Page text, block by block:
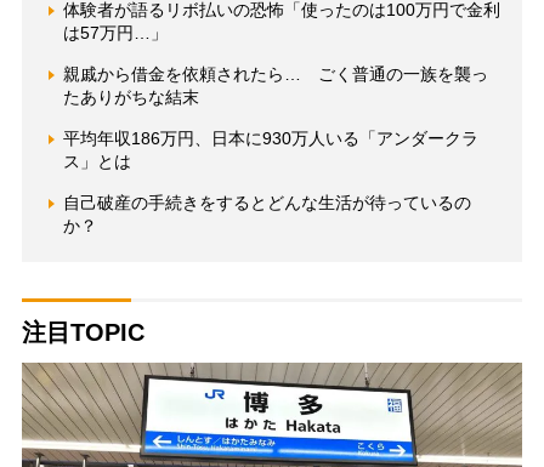
体験者が語るリボ払いの恐怖「使ったのは100万円で金利
は57万円…」
親戚から借金を依頼されたら… ごく普通の一族を襲っ
たありがちな結末
平均年収186万円、日本に930万人いる「アンダークラ
ス」とは
自己破産の手続きをするとどんな生活が待っているの
か？
注目TOPIC